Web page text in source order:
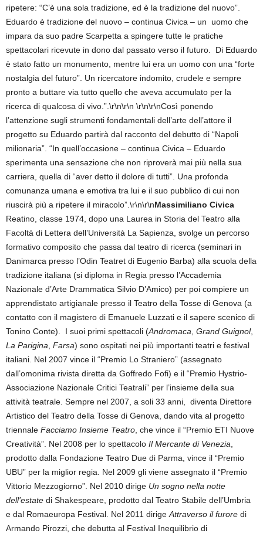
ripetere: “C’è una sola tradizione, ed è la tradizione del nuovo”.
Eduardo è tradizione del nuovo – continua Civica – un uomo che
impara da suo padre Scarpetta a spingere tutte le pratiche
spettacolari ricevute in dono dal passato verso il futuro. Di Eduardo
è stato fatto un monumento, mentre lui era un uomo con una “forte
nostalgia del futuro”. Un ricercatore indomito, crudele e sempre
pronto a buttare via tutto quello che aveva accumulato per la
ricerca di qualcosa di vivo.”.\r\n\r\n \r\n\r\nCosì ponendo
l’attenzione sugli strumenti fondamentali dell’arte dell’attore il
progetto su Eduardo partirà dal racconto del debutto di “Napoli
milionaria”. “In quell’occasione – continua Civica – Eduardo
sperimenta una sensazione che non riproverà mai più nella sua
carriera, quella di “aver detto il dolore di tutti”. Una profonda
comunanza umana e emotiva tra lui e il suo pubblico di cui non
riuscirà più a ripetere il miracolo”.\r\n\r\nMassimiliano Civica
Reatino, classe 1974, dopo una Laurea in Storia del Teatro alla
Facoltà di Lettera dell’Università La Sapienza, svolge un percorso
formativo composito che passa dal teatro di ricerca (seminari in
Danimarca presso l’Odin Teatret di Eugenio Barba) alla scuola della
tradizione italiana (si diploma in Regia presso l’Accademia
Nazionale d’Arte Drammatica Silvio D’Amico) per poi compiere un
apprendistato artigianale presso il Teatro della Tosse di Genova (a
contatto con il magistero di Emanuele Luzzati e il sapere scenico di
Tonino Conte). I suoi primi spettacoli (Andromaca Grand Guignol,
La Parigina Farsa) sono ospitati nei più importanti teatri e festival
italiani. Nel 2007 vince il “Premio Lo Straniero” (assegnato
dall’omonima rivista diretta da Goffredo Fofi) e il “Premio Hystrio-
Associazione Nazionale Critici Teatrali” per l’insieme della sua
attività teatrale. Sempre nel 2007, a soli 33 anni, diventa Direttore
Artistico del Teatro della Tosse di Genova, dando vita al progetto
triennale Facciamo Insieme Teatro , che vince il “Premio ETI Nuove
Creatività”. Nel 2008 per lo spettacolo Il Mercante di Venezia
prodotto dalla Fondazione Teatro Due di Parma, vince il “Premio
UBU” per la miglior regia. Nel 2009 gli viene assegnato il “Premio
Vittorio Mezzogiorno”. Nel 2010 dirige Un sogno nella notte
dell’estate di Shakespeare, prodotto dal Teatro Stabile dell’Umbria
e dal Romaeuropa Festival. Nel 2011 dirige Attraverso il furore di
Armando Pirozzi, che debutta al Festival Inequilibrio di